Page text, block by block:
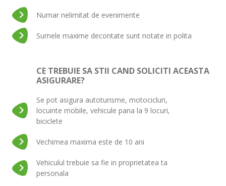
Numar nelimitat de evenimente
Sumele maxime decontate sunt notate in polita
CE TREBUIE SA STII CAND SOLICITI ACEASTA
ASIGURARE?
Se pot asigura autoturisme, motocicluri,
locuinte mobile, vehicule pana la 9 locuri,
biciclete
Vechimea maxima este de 10 ani
Vehiculul trebuie sa fie in proprietatea ta
personala